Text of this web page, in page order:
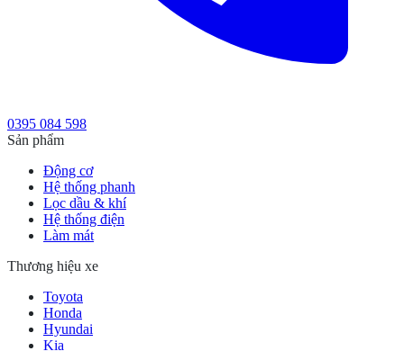
0395 084 598
Sản phẩm
Động cơ
Hệ thống phanh
Lọc dầu & khí
Hệ thống điện
Làm mát
Thương hiệu xe
Toyota
Honda
Hyundai
Kia